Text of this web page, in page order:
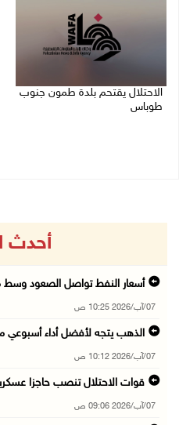
الاحتلال يقتحم بلدة طمون جنوب
طوباس
أحدث
أسعار النفط تواصل الصعود
07/آب/2026 10:25 ص
الذهب يتجه لأفضل أداء أسبوعي
07/آب/2026 10:12 ص
قوات الاحتلال تنصب حاجزا
07/آب/2026 09:06 ص